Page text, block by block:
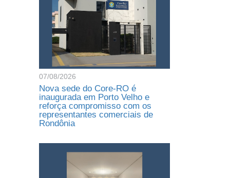
07/08/2026
Nova sede do Core-RO é
inaugurada em Porto Velho e
reforça compromisso com os
representantes comerciais de
Rondônia